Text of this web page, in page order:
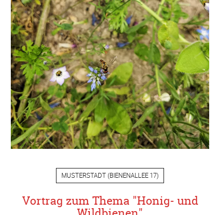
MUSTERSTADT (BIENENALLEE 17)
Vortrag zum Thema "Honig- und